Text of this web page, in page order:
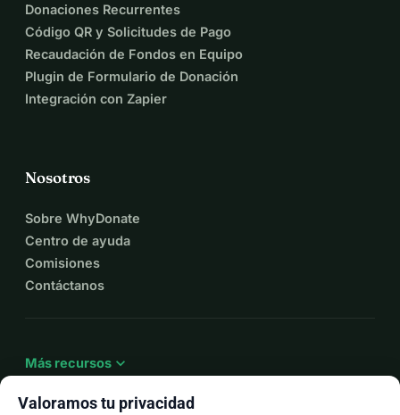
Donaciones Recurrentes
Código QR y Solicitudes de Pago
Recaudación de Fondos en Equipo
Plugin de Formulario de Donación
Integración con Zapier
Nosotros
Sobre WhyDonate
Centro de ayuda
Comisiones
Contáctanos
Más recursos expand_more
Valoramos tu privacidad